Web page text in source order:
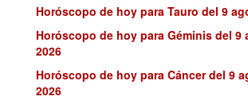
Horóscopo de hoy para Tauro del 9
Horóscopo de hoy para Géminis del 9
2026
Horóscopo de hoy para Cáncer del 9
2026